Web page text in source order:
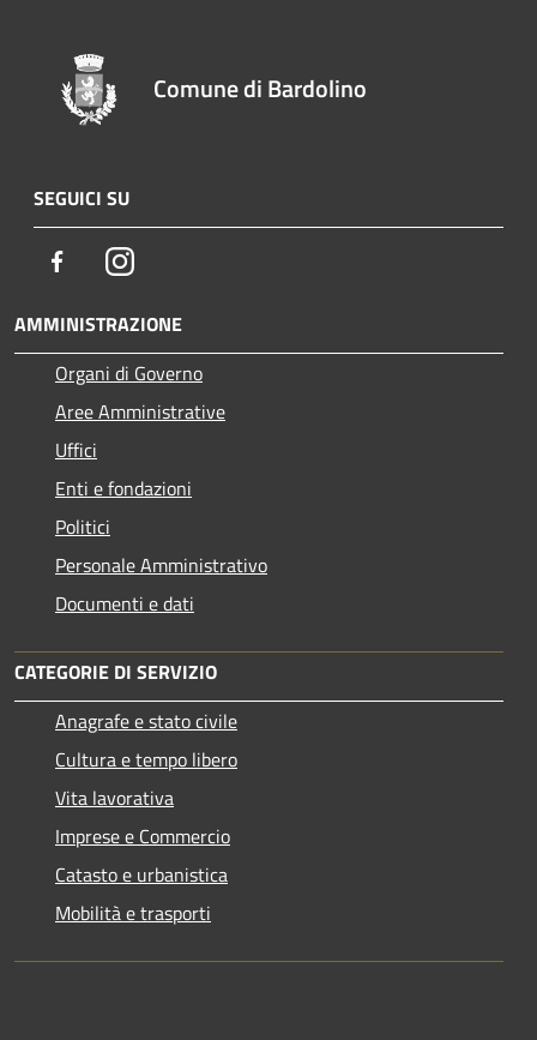
Comune di Bardolino
SEGUICI SU
FacebookInstagram
AMMINISTRAZIONE
Organi di Governo
Aree Amministrative
Uffici
Enti e fondazioni
Politici
Personale Amministrativo
Documenti e dati
CATEGORIE DI SERVIZIO
Anagrafe e stato civile
Cultura e tempo libero
Vita lavorativa
Imprese e Commercio
Catasto e urbanistica
Mobilità e trasporti